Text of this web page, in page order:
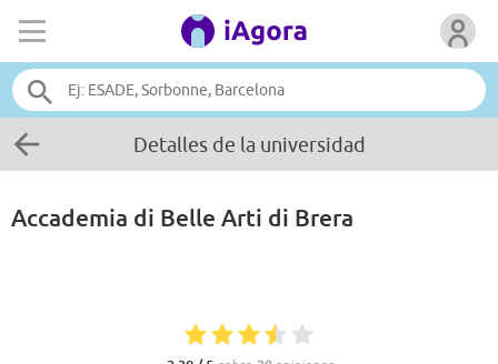
Detalles de la universidad
Accademia di Belle Arti di Brera